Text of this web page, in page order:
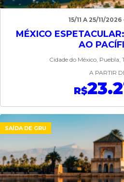
15/11 A 25/11/2026
MÉXICO
AO
Cidade do México, Puebla,
A PARTIR
R$
SAÍDA DE GRU